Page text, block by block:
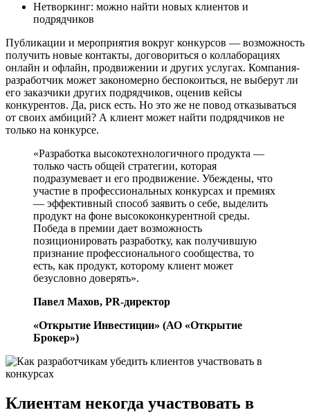
Нетворкинг: можно найти новых клиентов и
подрядчиков
Публикации и мероприятия вокруг конкурсов — возможность
получить новые контакты, договориться о коллаборациях
онлайн и офлайн, продвижении и других услугах. Компания-
разработчик может закономерно беспокоиться, не выберут ли
его заказчики других подрядчиков, оценив кейсы
конкурентов. Да, риск есть. Но это же не повод отказываться
от своих амбиций? А клиент может найти подрядчиков не
только на конкурсе.
«Разработка высокотехнологичного продукта —
только часть общей стратегии, которая
подразумевает и его продвижение. Убеждены, что
участие в профессиональных конкурсах и премиях
— эффективный способ заявить о себе, выделить
продукт на фоне высококонкурентной среды.
Победа в премии дает возможность
позиционировать разработку, как получившую
признание профессионального сообщества, то
есть, как продукт, которому клиент может
безусловно доверять».
Павел Махов, PR-директор
«Открытие Инвестиции» (АО «Открытие
Брокер»)
Клиентам некогда участвовать в